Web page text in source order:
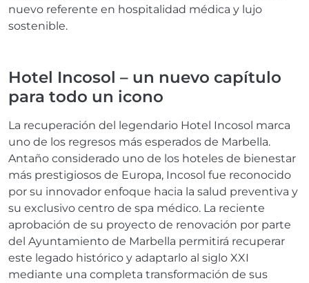
nuevo referente en hospitalidad médica y lujo
sostenible.
Hotel Incosol – un nuevo capítulo
para todo un icono
La recuperación del legendario Hotel Incosol marca
uno de los regresos más esperados de Marbella.
Antaño considerado uno de los hoteles de bienestar
más prestigiosos de Europa, Incosol fue reconocido
por su innovador enfoque hacia la salud preventiva y
su exclusivo centro de spa médico. La reciente
aprobación de su proyecto de renovación por parte
del Ayuntamiento de Marbella permitirá recuperar
este legado histórico y adaptarlo al siglo XXI
mediante una completa transformación de sus